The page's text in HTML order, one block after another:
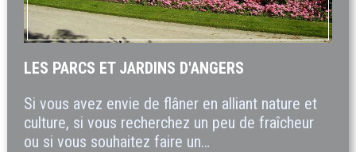
LES PARCS ET JARDINS D'ANGERS
Si vous avez envie de flâner en alliant nature et
culture, si vous recherchez un peu de fraîcheur
ou si vous souhaitez faire un…